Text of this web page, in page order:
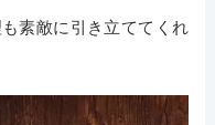
素敵に引き立ててくれ